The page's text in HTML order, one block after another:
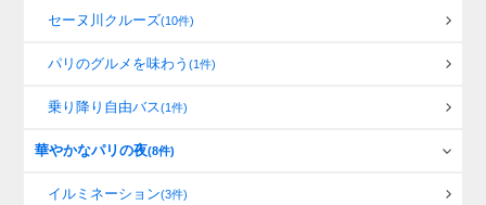
セーヌ川クルーズ(10件)
パリのグルメを味わう(1件)
乗り降り自由バス(1件)
華やかなパリの夜(8件)
イルミネーション(3件)